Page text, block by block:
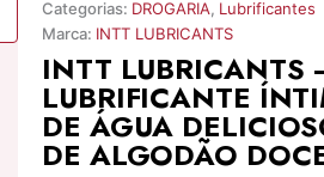
Categorias: DROGARIA, Lubrificantes
Marca: INTT LUBRICANTS
INTT LUBRICANTS
LUBRIFICANTE
DE ÁGUA
DE ALGODÃO